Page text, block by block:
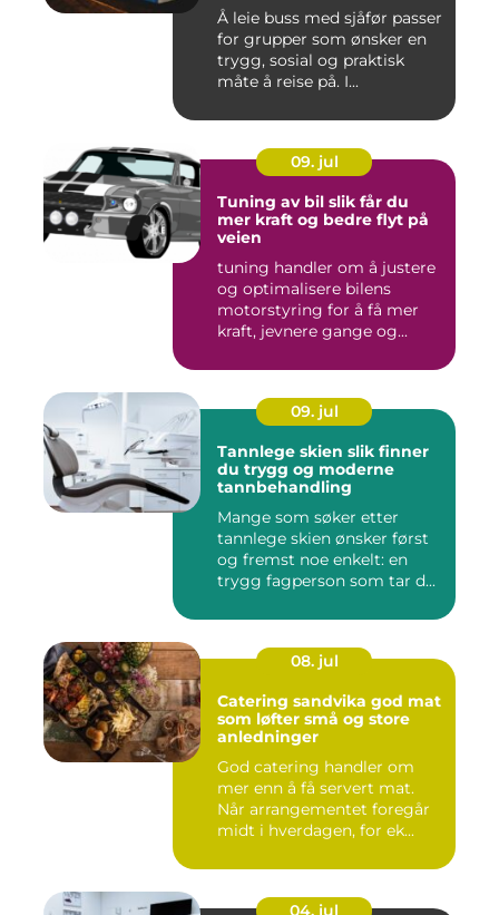
Å leie buss med sjåfør passer
for grupper som ønsker en
trygg, sosial og praktisk
måte å reise på. I...
09. jul
Tuning av bil slik får du
mer kraft og bedre flyt på
veien
tuning handler om å justere
og optimalisere bilens
motorstyring for å få mer
kraft, jevnere gange og...
09. jul
Tannlege skien slik finner
du trygg og moderne
tannbehandling
Mange som søker etter
tannlege skien ønsker først
og fremst noe enkelt: en
trygg fagperson som tar d...
08. jul
Catering sandvika god mat
som løfter små og store
anledninger
God catering handler om
mer enn å få servert mat.
Når arrangementet foregår
midt i hverdagen, for ek...
04. jul